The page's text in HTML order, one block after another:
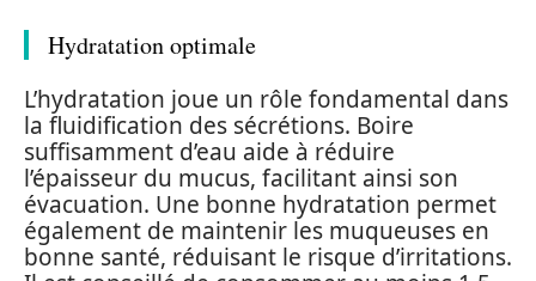
Hydratation optimale
L’hydratation joue un rôle fondamental dans
la fluidification des sécrétions. Boire
suffisamment d’eau aide à réduire
l’épaisseur du mucus, facilitant ainsi son
évacuation. Une bonne hydratation permet
également de maintenir les muqueuses en
bonne santé, réduisant le risque d’irritations.